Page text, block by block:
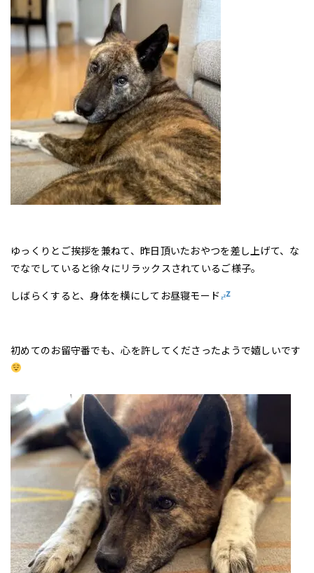
ゆっくりとご挨拶を兼ねて、昨日頂いたおやつを差し上げて、な
でなでしていると徐々にリラックスされているご様子。
しばらくすると、身体を横にしてお昼寝モード
初めてのお留守番でも、心を許してくださったようで嬉しいです